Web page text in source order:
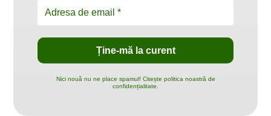
Nici nouă nu ne place spamul! Citește politica noastră de
confidențialitate.